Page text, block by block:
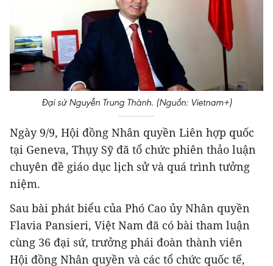
Đại sứ Nguyễn Trung Thành. (Nguồn: Vietnam+)
Ngày 9/9, Hội đồng Nhân quyền Liên hợp quốc
tại Geneva, Thụy Sỹ đã tổ chức phiên thảo luận
chuyên đề giáo dục lịch sử và quá trình tưởng
niệm.
Sau bài phát biểu của Phó Cao ủy Nhân quyền
Flavia Pansieri, Việt Nam đã có bài tham luận
cùng 36 đại sứ, trưởng phái đoàn thành viên
Hội đồng Nhân quyền và các tổ chức quốc tế,